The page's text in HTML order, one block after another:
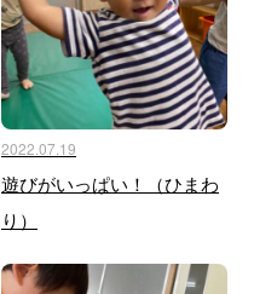
2022.07.19
遊びがいっぱい！（ひまわ
り）